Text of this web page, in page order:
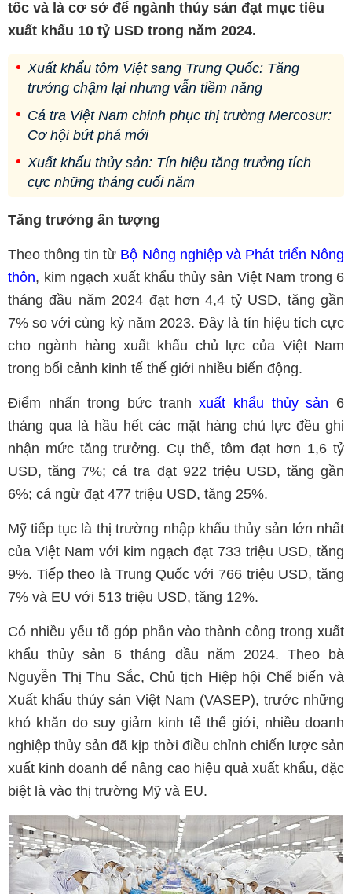
tốc và là cơ sở để ngành thủy sản đạt mục tiêu
xuất khẩu 10 tỷ USD trong năm 2024.
Xuất khẩu tôm Việt sang Trung Quốc: Tăng
trưởng chậm lại nhưng vẫn tiềm năng
Cá tra Việt Nam chinh phục thị trường Mercosur:
Cơ hội bứt phá mới
Xuất khẩu thủy sản: Tín hiệu tăng trưởng tích
cực những tháng cuối năm
Tăng trưởng ấn tượng
Theo thông tin từ Bộ Nông nghiệp và Phát triển Nông
thôn, kim ngạch xuất khẩu thủy sản Việt Nam trong 6
tháng đầu năm 2024 đạt hơn 4,4 tỷ USD, tăng gần
7% so với cùng kỳ năm 2023. Đây là tín hiệu tích cực
cho ngành hàng xuất khẩu chủ lực của Việt Nam
trong bối cảnh kinh tế thế giới nhiều biến động.
Điểm nhấn trong bức tranhxuất khẩu thủy sản 6
tháng qua là hầu hết các mặt hàng chủ lực đều ghi
nhận mức tăng trưởng. Cụ thể, tôm đạt hơn 1,6 tỷ
USD, tăng 7%; cá tra đạt 922 triệu USD, tăng gần
6%; cá ngừ đạt 477 triệu USD, tăng 25%.
Mỹ tiếp tục là thị trường nhập khẩu thủy sản lớn nhất
của Việt Nam với kim ngạch đạt 733 triệu USD, tăng
9%. Tiếp theo là Trung Quốc với 766 triệu USD, tăng
7% và EU với 513 triệu USD, tăng 12%.
Có nhiều yếu tố góp phần vào thành công trong xuất
khẩu thủy sản 6 tháng đầu năm 2024. Theo bà
Nguyễn Thị Thu Sắc, Chủ tịch Hiệp hội Chế biến và
Xuất khẩu thủy sản Việt Nam (VASEP), trước những
khó khăn do suy giảm kinh tế thế giới, nhiều doanh
nghiệp thủy sản đã kịp thời điều chỉnh chiến lược sản
xuất kinh doanh để nâng cao hiệu quả xuất khẩu, đặc
biệt là vào thị trường Mỹ và EU.